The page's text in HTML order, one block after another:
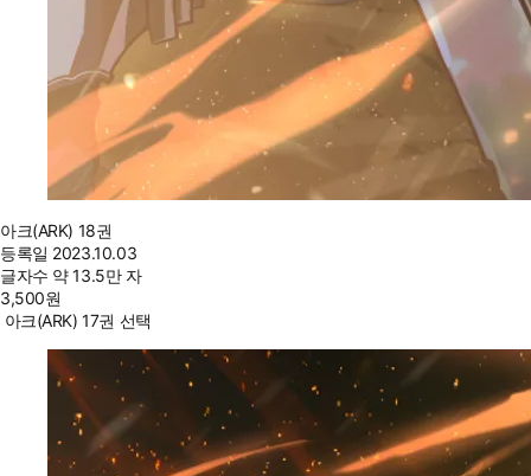
아크(ARK) 18권
등록일 2023.10.03
글자수 약 13.5만 자
3,500원
아크(ARK) 17권 선택